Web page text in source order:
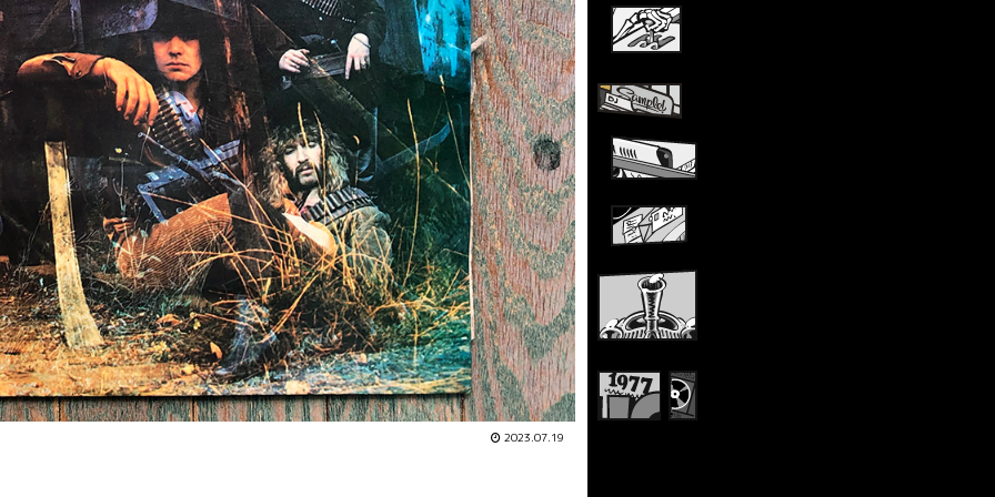
2023.07.19